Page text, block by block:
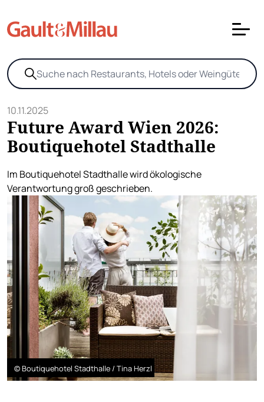
10.11.2025
Future Award Wien 2026:
Boutiquehotel Stadthalle
Im Boutiquehotel Stadthalle wird ökologische
Verantwortung groß geschrieben.
© Boutiquehotel Stadthalle / Tina Herzl